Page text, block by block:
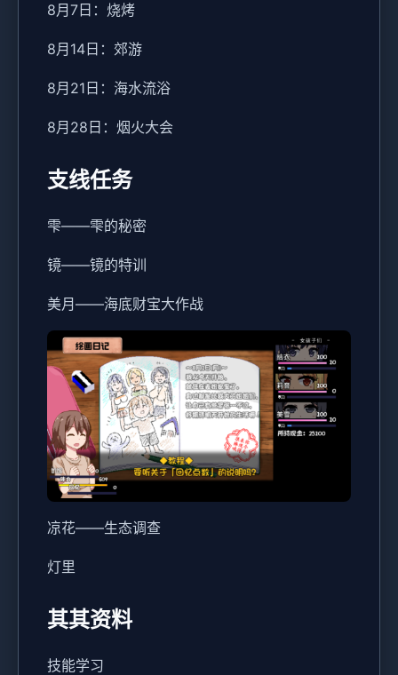
8月7日：烧烤
8月14日：郊游
8月21日：海水流浴
8月28日：烟火大会
支线任务
雫——雫的秘密
镜——镜的特训
美月——海底财宝大作战
凉花——生态调查
灯里
其其资料
技能学习